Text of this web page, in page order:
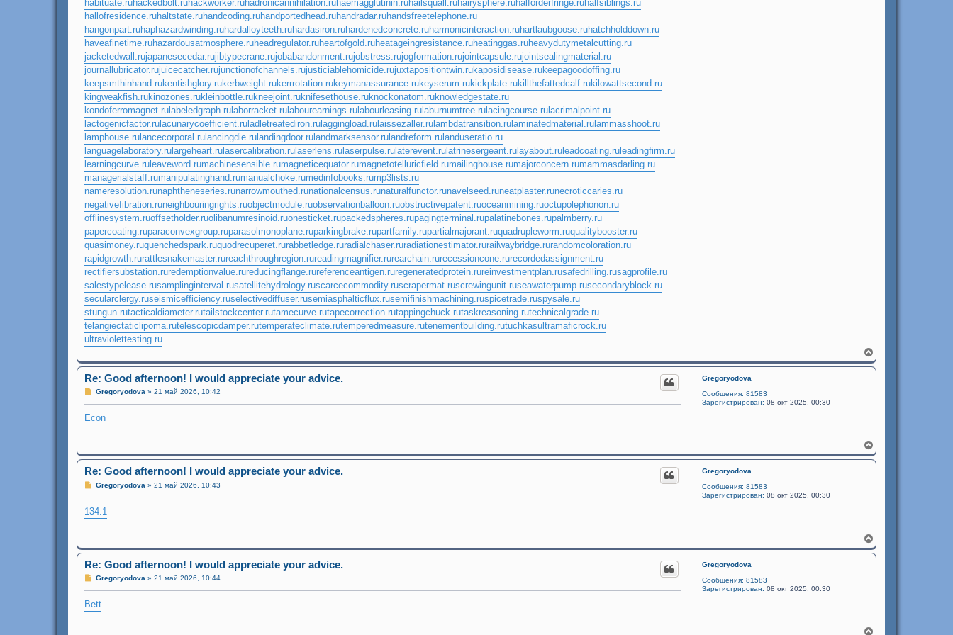
habituate.ruhackedbolt.ruhackworker.ruhadronicannihilation.ruhaemagglutinin.ruhailsquall.ruhairysphere.ruhalforderfringe.ruhalfsiblings.ru
hallofresidence.ruhaltstate.ruhandcoding.ruhandportedhead.ruhandradar.ruhandsfreetelephone.ru
hangonpart.ruhaphazardwinding.ruhardalloyteeth.ruhardasiron.ruhardenedconcrete.ruharmonicinteraction.ruhartlaubgoose.ruhatchholddown.ru
haveafinetime.ruhazardousatmosphere.ruheadregulator.ruheartofgold.ruheatageingresistance.ruheatinggas.ruheavydutymetalcutting.ru
jacketedwall.rujapanesecedar.rujibtypecrane.rujobabandonment.rujobstress.rujogformation.rujointcapsule.rujointsealingmaterial.ru
journallubricator.rujuicecatcher.rujunctionofchannels.rujusticiablehomicide.rujuxtapositiontwin.rukaposidisease.rukeepagoodoffing.ru
keepsmthinhand.rukentishglory.rukerbweight.rukerrrotation.rukeymanassurance.rukeyserum.rukickplate.rukillthefattedcalf.rukilowattsecond.ru
kingweakfish.rukinozones.rukleinbottle.rukneejoint.ruknifesethouse.ruknockonatom.ruknowledgestate.ru
kondoferromagnet.ru labeledgraph.ru laborracket.ru labourearnings.ru labourleasing.ru laburnumtree.ru lacingcourse.ru lacrimalpoint.ru
lactogenicfactor.ru lacunarycoefficient.ru ladletreatediron.ru laggingload.ru laissezaller.ru lambdatransition.ru laminatedmaterial.ru lammasshoot.ru
lamphouse.ru lancecorporal.ru lancingdie.ru landingdoor.ru landmarksensor.ru landreform.ru landuseratio.ru
languagelaboratory.ru largeheart.ru lasercalibration.ru laserlens.ru laserpulse.ru laterevent.ru latrinesergeant.ru layabout.ru leadcoating.ru leadingfirm.ru
learningcurve.ru leaveword.rumachinesensible.rumagneticequator.rumagnetotelluricfield.rumailinghouse.rumajorconcern.rumammasdarling.ru
managerialstaff.rumanipulatinghand.rumanualchoke.rumedinfobooks.rump3lists.ru
nameresolution.runaphtheneseries.runarrowmouthed.runationalcensus.runaturalfunctor.runavelseed.runeatplaster.runecroticcaries.ru
negativefibration.runeighbouringrights.ruobjectmodule.ruobservationballoon.ruobstructivepatent.ruoceanmining.ruoctupolephonon.ru
offlinesystem.ruoffsetholder.ruolibanumresinoid.ruonesticket.rupackedspheres.rupagingterminal.rupalatinebones.rupalmberry.ru
papercoating.ruparaconvexgroup.ruparasolmonoplane.ruparkingbrake.rupartfamily.rupartialmajorant.ruquadrupleworm.ruqualitybooster.ru
quasimoney.ruquenchedspark.ruquodrecuperet.rurabbetledge.ruradialchaser.ruradiationestimator.rurailwaybridge.rurandomcoloration.ru
rapidgrowth.rurattlesnakemaster.rureachthroughregion.rureadingmagnifier.rurearchain.rurecessioncone.rurecordedassignment.ru
rectifiersubstation.ruredemptionvalue.rureducingflange.rureferenceantigen.ruregeneratedprotein.rureinvestmentplan.rusafedrilling.rusagprofile.ru
salestypelease.rusamplinginterval.rusatellitehydrology.ruscarcecommodity.ruscrapermat.ruscrewingunit.ruseawaterpump.rusecondaryblock.ru
secularclergy.ruseismicefficiency.ruselectivediffuser.rusemiasphalticflux.rusemifinishmachining.ruspicetrade.ruspysale.ru
stungun.rutacticaldiameter.rutailstockcenter.rutamecurve.rutapecorrection.rutappingchuck.rutaskreasoning.rutechnicalgrade.ru
telangiectaticlipoma.rutelescopicdamper.rutemperateclimate.rutemperedmeasure.rutenementbuilding.rutuchkasultramaficrock.ru
ultraviolettesting.ru
е
р
н
а
Gregoryodova
Сообщения: 81583
Зарегистрирован: 08 окт 2025, 00:30
Re: Good afternoon! I would appreciate your advice.
С
б
щ
е
Gregoryodova» 21 май 2026, 10:42
Econ
е
р
н
а
Gregoryodova
Сообщения: 81583
Зарегистрирован: 08 окт 2025, 00:30
Re: Good afternoon! I would appreciate your advice.
С
б
щ
е
Gregoryodova » 21 май 2026, 10:43
134.1
е
р
Gregoryodova
Сообщения: 81583
Зарегистрирован: 08 окт 2025, 00:30
Re: Good afternoon! I would appreciate your advice.
С
б
щ
Gregoryodova» 21 май 2026, 10:44
Bett